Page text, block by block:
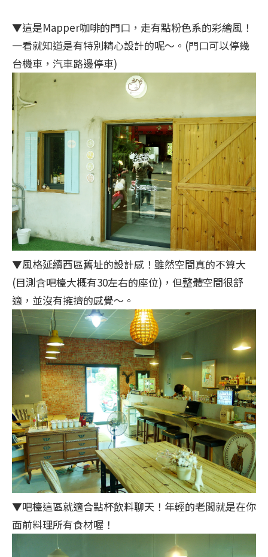
▼這是Mapper咖啡的門口，走有點粉色系的彩繪風！
一看就知道是有特別精心設計的呢～。(門口可以停幾
台機車，汽車路邊停車)
▼風格延續西區舊址的設計感！雖然空間真的不算大
(目測含吧檯大概有30左右的座位)，但整體空間很舒
適，並沒有擁擠的感覺～。
▼吧檯這區就適合點杯飲料聊天！年輕的老闆就是在你
面前料理所有食材喔！